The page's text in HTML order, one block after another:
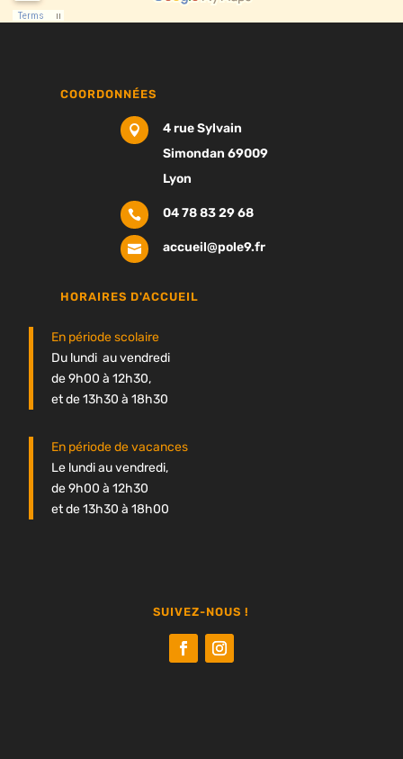
COORDONNÉES

4 rue Sylvain
Simondan 69009
Lyon
 04 78 83 29 68
 accueil@pole9.fr
HORAIRES D'ACCUEIL
En période scolaire
Du lundi au vendredi
de 9h00 à 12h30,
et de 13h30 à 18h30
En période de vacances
Le lundi au vendredi,
de 9h00 à 12h30
et de 13h30 à 18h00
SUIVEZ-NOUS !